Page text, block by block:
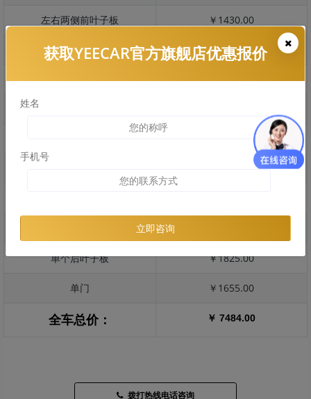
左右两侧前叶子板 ￥1430.00
反光镜 ￥285.00
后保险杠 ￥1070.00
￥1126.00
单个后叶子板 ￥1825.00
单门 ￥1655.00
全车总价： ￥ 7484.00
拨打热线电话咨询
获取YEECAR官方旗舰店优惠报价
姓名
手机号
立即咨询